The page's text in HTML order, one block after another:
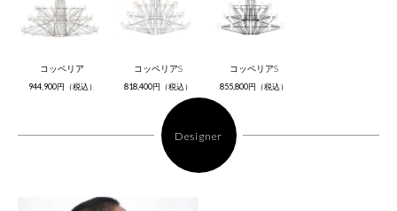
コッペリア
944,900円（税込）
コッペリアS
818,400円（税込）
コッペリアS
855,800円（税込）
Designer